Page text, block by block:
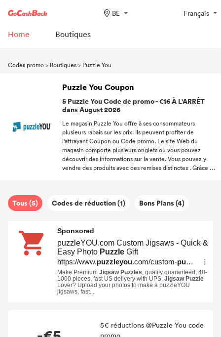
BE Français
Home Boutiques
Codes promo> Boutiques> Puzzle You
Puzzle You Coupon
5 Puzzle You Code de promo - €16 À L'ARRÊT
dans August 2026
Le magasin Puzzle You offre à ses consommateurs
plusieurs rabais sur les prix. Ils peuvent profiter de
l'attrayant Coupon ou Code promo. Le site Web du
magasin comporte plusieurs onglets où vous pouvez
découvrir des informations sur la vente. Vous pouvez y
vendre des produits avec des remises distinctes . Grâce à
nombreux Code de réduction, vous baisserez aussi leurs
achat pour faire baisser les prix et économiser de l'argent !
Tous (5) Codes de réduction (1) Bons Plans (4)
5€ réductions @Puzzle You code